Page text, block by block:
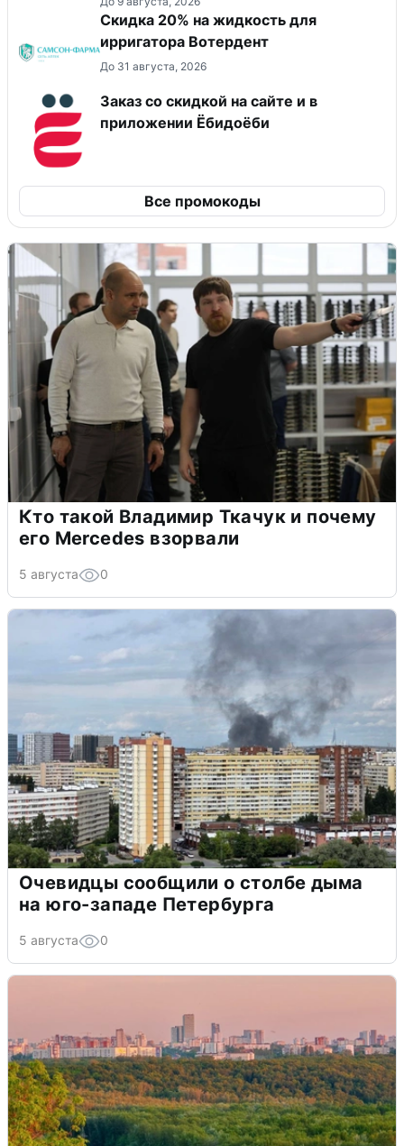
Скидка 20% на жидкость для
ирригатора Вотердент
До 31 августа, 2026
Заказ со скидкой на сайте и в
приложении Ёбидоёби
Все промокоды
Кто такой Владимир Ткачук и почему
его Mercedes взорвали
5 августа 0
Очевидцы сообщили о столбе дыма
на юго-западе Петербурга
5 августа 0